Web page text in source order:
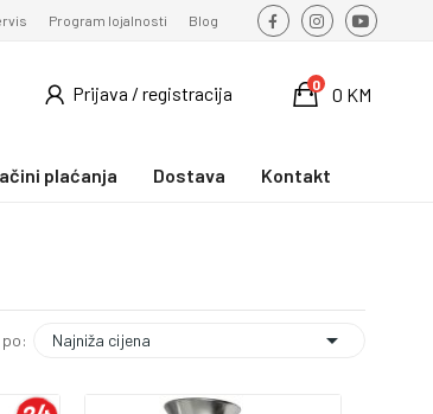
Program lojalnosti Blog
Prijava / registracija 0 KM
0
plaćanja Dostava Kontakt
Najniža cijena 